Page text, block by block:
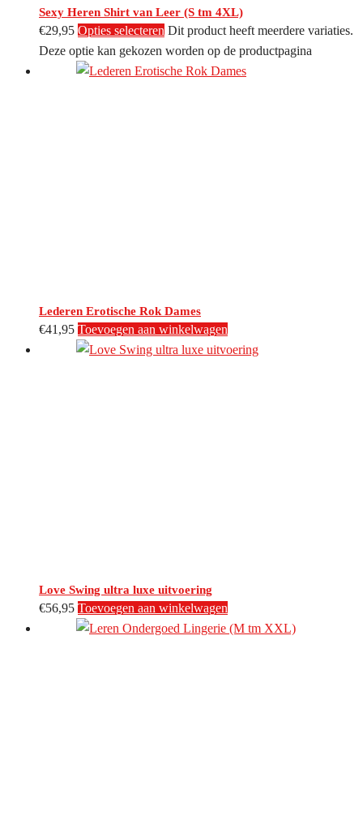
Sexy Heren Shirt van Leer (S tm 4XL)
€29,95 Opties selecteren Dit product heeft meerdere variaties.
Deze optie kan gekozen worden op de productpagina
Lederen Erotische Rok Dames
€41,95 Toevoegen aan winkelwagen
Love Swing ultra luxe uitvoering
€56,95 Toevoegen aan winkelwagen